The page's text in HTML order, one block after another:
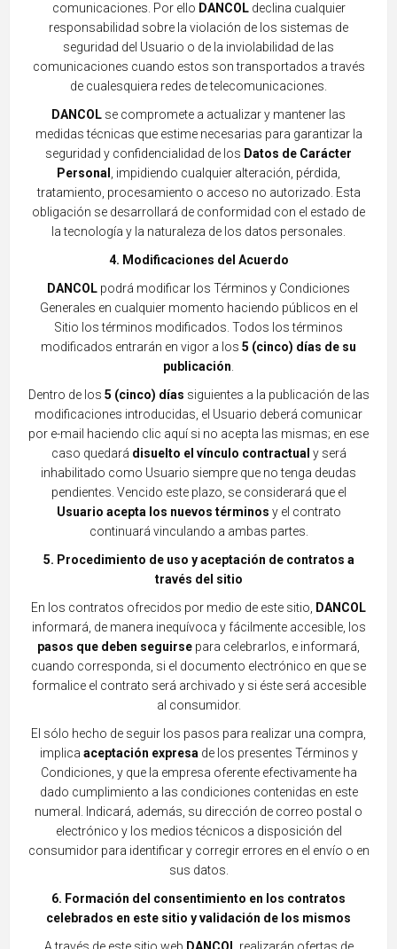
comunicaciones. Por ello DANCOLdeclina cualquier
responsabilidad sobre la violación de los sistemas de
seguridad del Usuario o de la inviolabilidad de las
comunicaciones cuando estos son transportados a través
de cualesquiera redes de telecomunicaciones.
DANCOL se compromete a actualizar y mantener las
medidas técnicas que estime necesarias para garantizar la
seguridad y confidencialidad de los Datos de Carácter
Personal
, impidiendo cualquier alteración, pérdida,
tratamiento, procesamiento o acceso no autorizado. Esta
obligación se desarrollará de conformidad con el estado de
la tecnología y la naturaleza de los datos personales.
4. Modificaciones del Acuerdo
DANCOL podrá modificar los Términos y Condiciones
Generales en cualquier momento haciendo públicos en el
Sitio los términos modificados. Todos los términos
modificados entrarán en vigor a los 5 (cinco) días de su
publicación
Dentro de los 5 (cinco) días siguientes a la publicación de las
modificaciones introducidas, el Usuario deberá comunicar
por e-mail haciendo clic aquí si no acepta las mismas; en ese
caso quedará disuelto el vínculo contractual y será
inhabilitado como Usuario siempre que no tenga deudas
pendientes. Vencido este plazo, se considerará que el
Usuario acepta los nuevos términos y el contrato
continuará vinculando a ambas partes.
5. Procedimiento de uso y aceptación de contratos a
través del sitio
En los contratos ofrecidos por medio de este sitio,
DANCOL
informará, de manera inequívoca y fácilmente accesible, los
pasos que deben seguirse para cel ebrarlos, e informará,
cuando corresponda, si el documento electrónico en que se
formalice el contrato será archivado y si éste será accesible
al consumidor.
El sólo hecho de seguir los pasos para realizar una compra,
implica aceptación expresa de los presentes Términos y
Condiciones, y que la empresa oferente efectivamente ha
dado cumplimiento a las condiciones contenidas en este
numeral. Indicará, además, su dirección de correo postal o
electrónico y los medios técnicos a disposición del
consumidor para identificar y corregir errores en el envío o en
sus datos.
6. Formación del consentimiento en los contratos
celebrados en este sitio y validación de los mismos